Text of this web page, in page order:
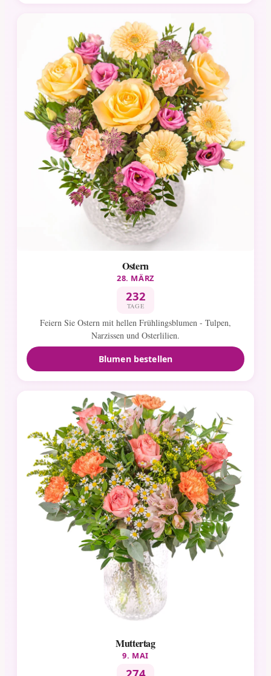
Ostern
28. MÄRZ
232
TAGE
Feiern Sie Ostern mit hellen Frühlingsblumen - Tulpen,
Narzissen und Osterlilien.
Blumen bestellen
Muttertag
9. MAI